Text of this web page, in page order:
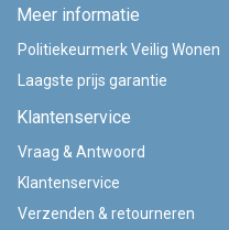
Meer informatie
Politiekeurmerk Veilig Wonen
Laagste prijs garantie
Klantenservice
Vraag & Antwoord
Klantenservice
Verzenden & retourneren